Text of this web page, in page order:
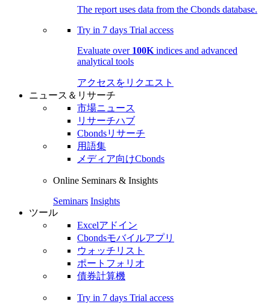
The report uses data from the Cbonds database.
Try in 7 days Trial access
Evaluate over 100K indices and advanced
analytical tools
アクセスをリクエスト
ニュース＆リサーチ
市場ニュース
リサーチハブ
Cbondsリサーチ
用語集
メディア向けCbonds
Online Seminars & Insights
Seminars Insights
ツール
Excelアドイン
Cbondsモバイルアプリ
ウォッチリスト
ポートフォリオ
債券計算機
Try in 7 days Trial access